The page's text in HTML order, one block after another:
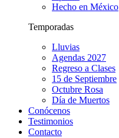
Hecho en México
Temporadas
Lluvias
Agendas 2027
Regreso a Clases
15 de Septiembre
Octubre Rosa
Día de Muertos
Conócenos
Testimonios
Contacto